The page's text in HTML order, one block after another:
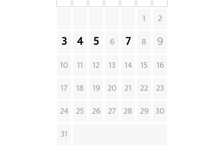
1 2
3 4 5 6 7 8 9
10 11 12 13 14 15 16
17 18 19 20 21 22 23
24 25 26 27 28 29 30
31